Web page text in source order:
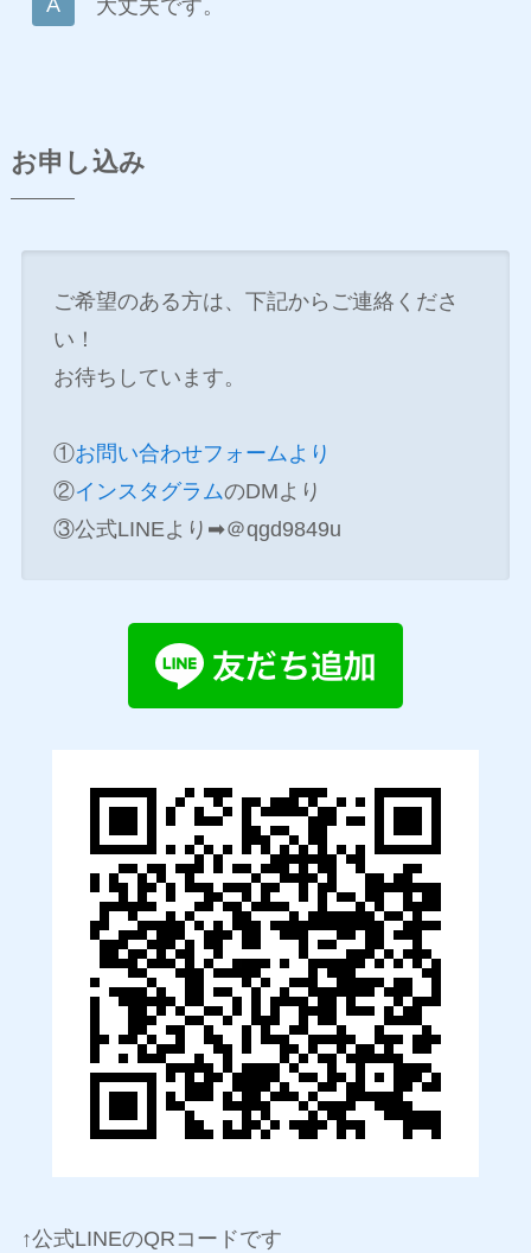
大丈夫です。
お申し込み
ご希望のある方は、下記からご連絡くださ
い！
お待ちしています。
①お問い合わせフォームより
②インスタグラムのDMより
③公式LINEより➡＠qgd9849u
↑公式LINEのQRコードです